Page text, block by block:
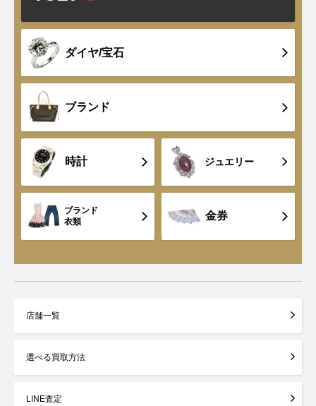
ダイヤ/宝石
ブランド
時計 ジュエリー
ブランド
衣類
金券
店舗一覧
選べる買取方法
LINE査定